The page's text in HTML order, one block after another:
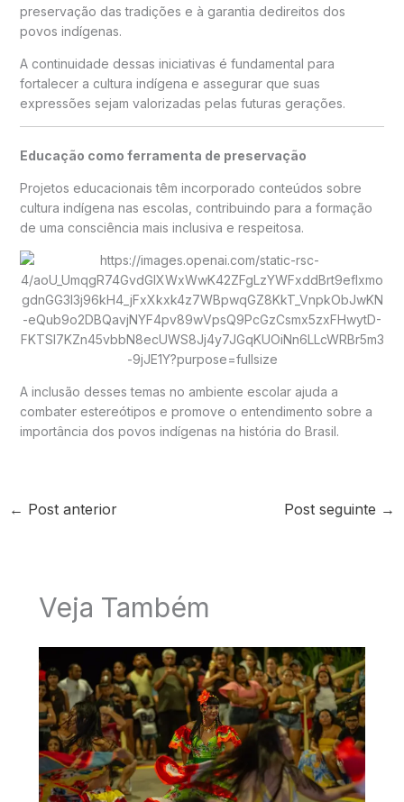
preservação das tradições e à garantia dedireitos dos
povos indígenas.
A continuidade dessas iniciativas é fundamental para
fortalecer a cultura indígena e assegurar que suas
expressões sejam valorizadas pelas futuras gerações.
Educação como ferramenta de preservação
Projetos educacionais têm incorporado conteúdos sobre
cultura indígena nas escolas, contribuindo para a formação
de uma consciência mais inclusiva e respeitosa.
A inclusão desses temas no ambiente escolar ajuda a
combater estereótipos e promove o entendimento sobre a
importância dos povos indígenas na história do Brasil.
← Post anterior Post seguinte →
Veja Também